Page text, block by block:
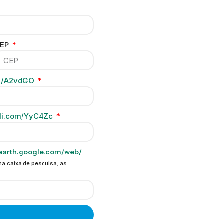
A2vdGO
YyC4Zc
web/
caixa de pesquisa; as